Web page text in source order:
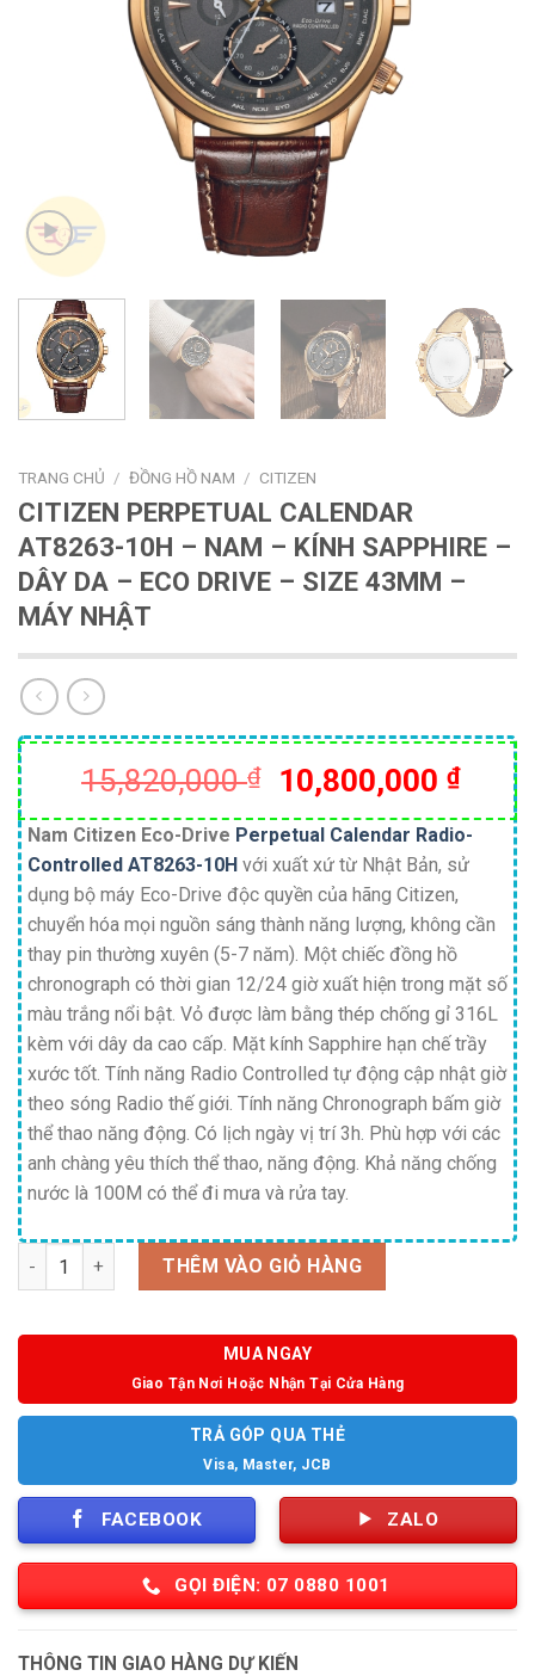
TRANG CHỦ / ĐỒNG HỒ NAM / CITIZEN
CITIZEN PERPETUAL CALENDAR
AT8263-10H – NAM – KÍNH SAPPHIRE –
DÂY DA – ECO DRIVE – SIZE 43MM –
MÁY NHẬT
15,820,000₫
Giá
gốc
là:
15,820,000 ₫.
10,800,000 ₫Giá
hiện
tại
là:
Nam Citizen Eco-Drive Perpetual Calendar Radio-
Controlled AT8263-10H với xuất xứ từ Nhật Bản, sử
dụng bộ máy Eco-Drive độc quyền của hãng Citizen,
chuyển hóa mọi nguồn sáng thành năng lượng, không cần
thay pin thường xuyên (5-7 năm). Một chiếc đồng hồ
chronograph có thời gian 12/24 giờ xuất hiện trong mặt số
màu trắng nổi bật. Vỏ được làm bằng thép chống gỉ 316L
kèm với dây da cao cấp. Mặt kính Sapphire hạn chế trầy
xước tốt. Tính năng Radio Controlled tự động cập nhật giờ
theo sóng Radio thế giới. Tính năng Chronograph bấm giờ
thể thao năng động. Có lịch ngày vị trí 3h. Phù hợp với các
anh chàng yêu thích thể thao, năng động. Khả năng chống
nước là 100M có thể đi mưa và rửa tay.
Số lượng THÊM VÀO GIỎ HÀNG
MUA NGAY
Giao Tận Nơi Hoặc Nhận Tại Cửa Hàng
TRẢ GÓP QUA THẺ
Visa, Master, JCB
FACEBOOK ZALO
GỌI ĐIỆN: 07 0880 1001
THÔNG TIN GIAO HÀNG DỰ KIẾN